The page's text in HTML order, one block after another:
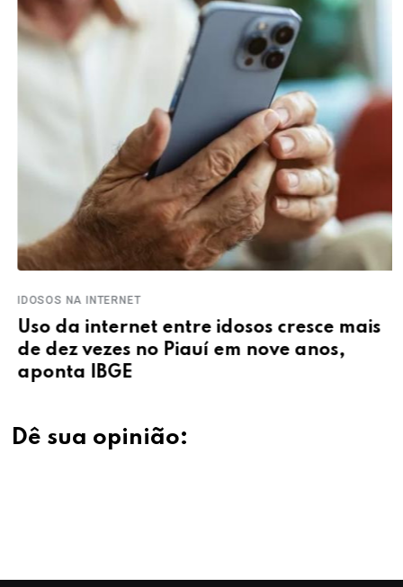
IDOSOS NA INTERNET
Uso da internet entre idosos cresce mais
de dez vezes no Piauí em nove anos,
aponta IBGE
Dê sua opinião: